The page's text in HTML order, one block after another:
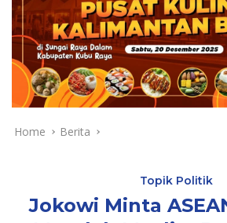
Home Berita
Topik Politik
Jokowi Minta